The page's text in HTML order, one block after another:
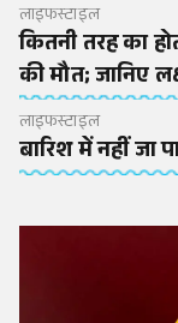
लाइफस्टाइल
कितनी तरह का
की मौत; जानिए
लाइफस्टाइल
बारिश में नहीं जा